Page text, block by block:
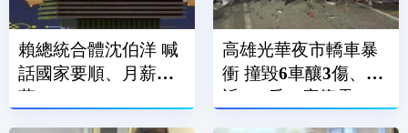
賴總統合體沈伯洋 喊
話國家要順、月薪破3
萬
高雄光華夜市轎車暴
衝 撞毀6車釀3傷、附
近600戶一度停電